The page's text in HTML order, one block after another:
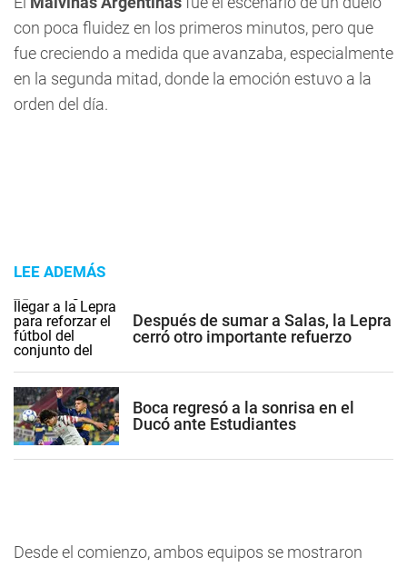
con poca fluidez en los primeros minutos, pero que
fue creciendo a medida que avanzaba, especialmente
en la segunda mitad, donde la emoción estuvo a la
orden del día.
LEE ADEMÁS
Después de sumar a Salas, la Lepra
cerró otro importante refuerzo
Boca regresó a la sonrisa en el
Ducó ante Estudiantes
Desde el comienzo, ambos equipos se mostraron